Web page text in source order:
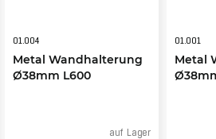
01.004
Metal Wandhalterung
Ø38mm L600
auf Lager
01.001
Metal